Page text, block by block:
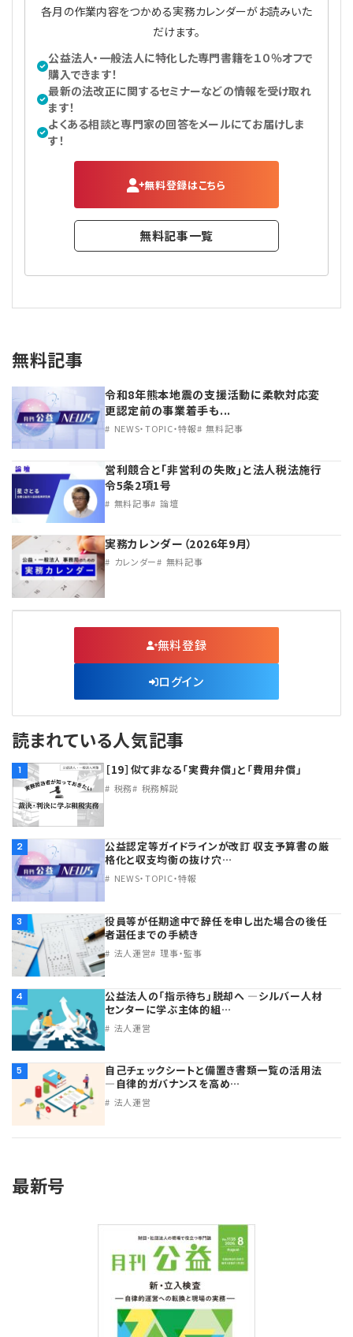
【連載】公益法人のための「新公益信託」活用戦略
【連載】テーマで紐解く逆引きガイドライン
【連載】悩みと向き合う経営学
【連載】非営利法人AtoZei
【連載】労務管理の歩き方
【連載】AI活用のすすめ
【連載】IT実務一問一答
各月の作業内容をつかめる実務カレンダーがお読みいた
だけます。
公益法人・一般法人に特化した専門書籍を１０％オフで
購入できます！
最新の法改正に関するセミナーなどの情報を受け取れ
ます！
よくある相談と専門家の回答をメールにてお届けしま
す！
無料登録はこちら
無料記事一覧
無料記事
令和8年熊本地震の支援活動に柔軟対応変
更認定前の事業着手も...
NEWS・TOPIC・特報 無料記事
営利競合と｢非営利の失敗｣と法人税法施行
令5条2項1号
無料記事 論壇
実務カレンダー（2026年9月）
カレンダー 無料記事
無料登録
ログイン
読まれている人気記事
1 ［19］似て非なる「実費弁償」と「費用弁償」
税務 税務解説
2
公益認定等ガイドラインが改訂 収支予算書の厳
格化と収支均衡の抜け穴…
NEWS・TOPIC・特報
3
役員等が任期途中で辞任を申し出た場合の後任
者選任までの手続き
法人運営 理事・監事
4
公益法人の「指示待ち」脱却へ ―シルバー人材
センターに学ぶ主体的組…
法人運営
5
自己チェックシートと備置き書類一覧の活用法
―自律的ガバナンスを高め…
法人運営
最新号